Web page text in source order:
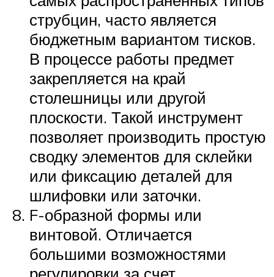
струбцин, часто является
бюджетным вариантом тисков.
В процессе работы предмет
закрепляется на край
столешницы или другой
плоскости. Такой инструмент
позволяет производить простую
сводку элементов для склейки
или фиксацию деталей для
шлифовки или заточки.
F-образной формы или
винтовой. Отличается
большими возможностями